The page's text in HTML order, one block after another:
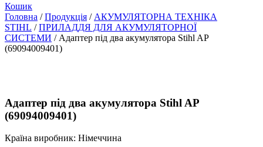
Кошик
Головна /Продукція / АКУМУЛЯТОРНА ТЕХНІКА
STIHL /ПРИЛАДДЯ ДЛЯ АКУМУЛЯТОРНОЇ
СИСТЕМИ / Адаптер під два акумулятора Stihl AP
(69094009401)
Адаптер під два акумулятора Stihl AP
(69094009401)
Країна виробник: Німеччина